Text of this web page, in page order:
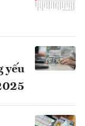
yếu